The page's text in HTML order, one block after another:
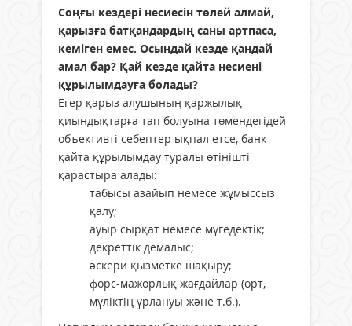
Соңғы кездері несиесін төлей алмай,
қарызға батқандардың саны артпаса,
кеміген емес. Осындай кезде қандай
амал бар? Қай кезде қайта несиені
құрылымдауға болады?
Егер қарыз алушының қаржылық
қиындықтарға тап болуына төмендегідей
объективті себептер ықпал етсе, банк
қайта құрылымдау туралы өтінішті
қарастыра алады:
табысы азайып немесе жұмыссыз
қалу;
ауыр сырқат немесе мүгедектік;
декреттік демалыс;
әскери қызметке шақыру;
форс-мажорлық жағдайлар (өрт,
мүліктің ұрлануы және т.б.).